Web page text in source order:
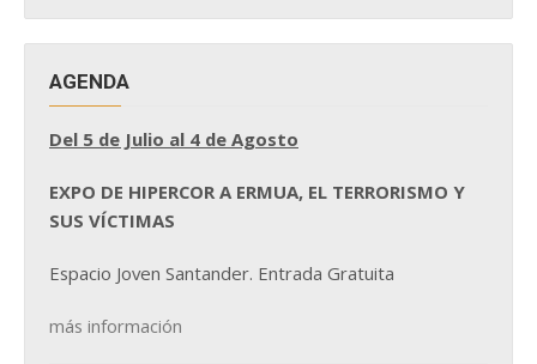
AGENDA
Del 5 de Julio al 4 de Agosto
EXPO DE HIPERCOR A ERMUA, EL TERRORISMO Y
SUS VÍCTIMAS
Espacio Joven Santander. Entrada Gratuita
más información